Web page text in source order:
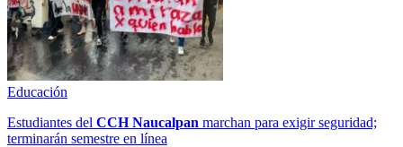
Educación
Estudiantes del CCH Naucalpan marchan para exigir seguridad;
terminarán semestre en línea